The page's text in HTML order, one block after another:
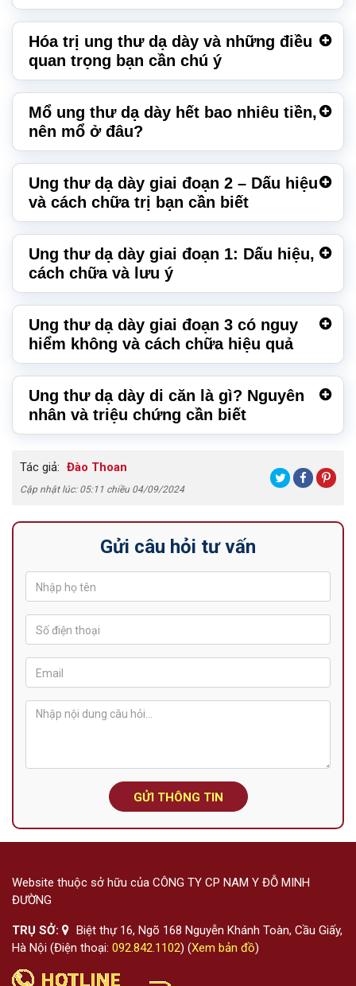
Hóa trị ung thư dạ dày và những điều
quan trọng bạn cần chú ý
Mổ ung thư dạ dày hết bao nhiêu tiền,
nên mổ ở đâu?
Ung thư dạ dày giai đoạn 2 – Dấu hiệu
và cách chữa trị bạn cần biết
Ung thư dạ dày giai đoạn 1: Dấu hiệu,
cách chữa và lưu ý
Ung thư dạ dày giai đoạn 3 có nguy
hiểm không và cách chữa hiệu quả
Ung thư dạ dày di căn là gì? Nguyên
nhân và triệu chứng cần biết
Tác giả: Đào Thoan
Cập nhật lúc: 05:11 chiều 04/09/2024
Gửi câu hỏi tư vấn
GỬI THÔNG TIN
Website thuộc sở hữu của CÔNG TY CP NAM Y ĐỖ MINH
ĐƯỜNG
TRỤ SỞ:
Biệt thự 16, Ngõ 168 Nguyễn Khánh Toàn, Cầu Giấy,
Hà Nội (Điện thoại: 092.842.1102) (Xem bản đồ)